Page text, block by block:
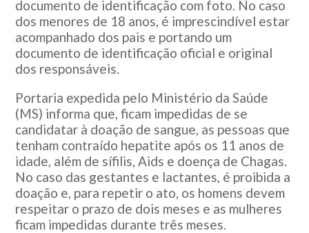
documento de identificação com foto. No caso
dos menores de 18 anos, é imprescindível estar
acompanhado dos pais e portando um
documento de identificação oficial e original
dos responsáveis.
Portaria expedida pelo Ministério da Saúde
(MS) informa que, ficam impedidas de se
candidatar à doação de sangue, as pessoas que
tenham contraído hepatite após os 11 anos de
idade, além de sífilis, Aids e doença de Chagas.
No caso das gestantes e lactantes, é proibida a
doação e, para repetir o ato, os homens devem
respeitar o prazo de dois meses e as mulheres
ficam impedidas durante três meses.